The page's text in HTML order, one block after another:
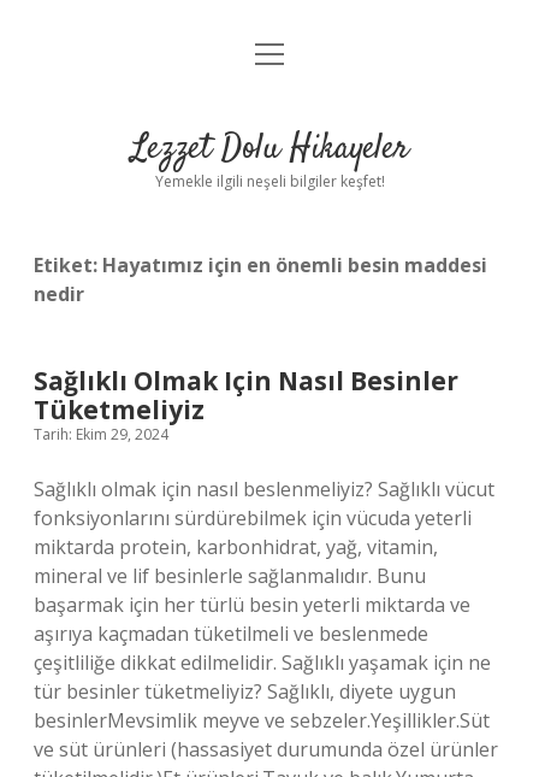
Anasayfa
Yasal Uyarı
menüyü
Lezzet Dolu Hikayeler
Yemekle ilgili neşeli bilgiler keşfet!
Etiket: Hayatımız için en önemli besin maddesi
nedir
Sağlıklı Olmak Için Nasıl Besinler
Tüketmeliyiz
Tarih: Ekim 29, 2024
Sağlıklı olmak için nasıl beslenmeliyiz? Sağlıklı vücut
fonksiyonlarını sürdürebilmek için vücuda yeterli
miktarda protein, karbonhidrat, yağ, vitamin,
mineral ve lif besinlerle sağlanmalıdır. Bunu
başarmak için her türlü besin yeterli miktarda ve
aşırıya kaçmadan tüketilmeli ve beslenmede
çeşitliliğe dikkat edilmelidir. Sağlıklı yaşamak için ne
tür besinler tüketmeliyiz? Sağlıklı, diyete uygun
besinlerMevsimlik meyve ve sebzeler.Yeşillikler.Süt
ve süt ürünleri (hassasiyet durumunda özel ürünler